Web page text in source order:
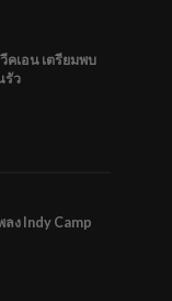
คเอน เตรียมพบ
รัว
ง Indy Camp